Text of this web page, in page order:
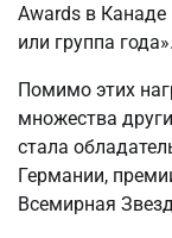
Awards в
или группа года».
Помимо этих
множества
стала
Германии,
Всемирная